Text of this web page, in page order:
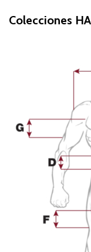
Colecciones